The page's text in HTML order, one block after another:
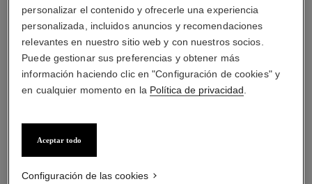
personalizar el contenido y ofrecerle una experiencia
personalizada, incluidos anuncios y recomendaciones
relevantes en nuestro sitio web y con nuestros socios.
Puede gestionar sus preferencias y obtener más
información haciendo clic en "Configuración de cookies" y
en cualquier momento en la Política de privacidad
Aceptar todo
Configuración de las cookies